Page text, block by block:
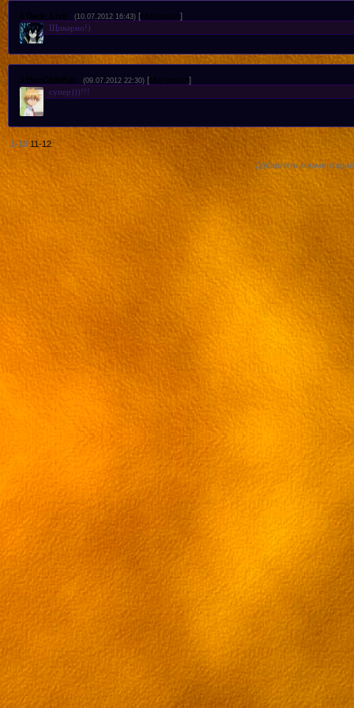
Мастера меча онлайн 16 серия
Смотреть Sword Art Online 18 с
Смотреть Sword Art Online 18 с
Смотреть Sword Art Online 19 с
Смотреть Sword Art Online 19 с
Смотреть Sword Art Online 20 с
Смотреть Sword Art Online 20 с
Смотреть Sword Art Online 21 с
Смотреть Sword Art Online 22 с
Смотреть Sword Art Online 22 с
Смотреть Sword Art Online 23 с
Смотреть Sword Art Online 23 с
Смотреть Sword Art Online 24 с
Смотреть Sword Art Online 25 с
Смотреть Sword Art Online 25 с
4 Dark_Live (10.07.2012 16:43) [Материал ]
Щикарно!)
3 HeoDbIkBat (09.07.2012 22:30) [Материал ]
супер)))!!!
1-10 11-12
Добавлять